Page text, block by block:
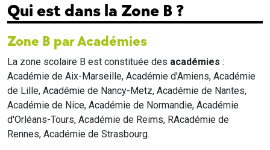
Qui est dans la Zone B ?
Zone B par Académies
La zone scolaire B est constituée des académies :
Académie de Aix-Marseille, Académie d'Amiens, Académie
de Lille, Académie de Nancy-Metz, Académie de Nantes,
Académie de Nice, Académie de Normandie, Académie
d'Orléans-Tours, Académie de Reims, RAcadémie de
Rennes, Académie de Strasbourg.